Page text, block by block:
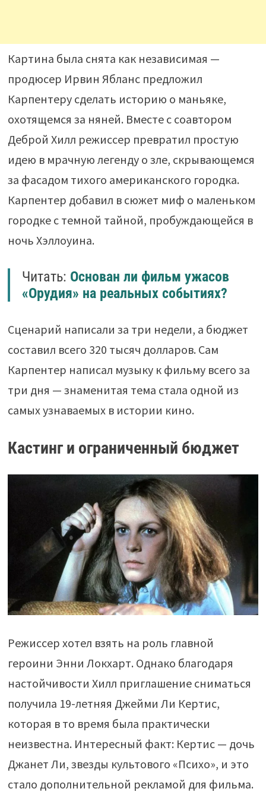
Картина была снята как независимая —
продюсер Ирвин Ябланс предложил
Карпентеру сделать историю о маньяке,
охотящемся за няней. Вместе с соавтором
Деброй Хилл режиссер превратил простую
идею в мрачную легенду о зле, скрывающемся
за фасадом тихого американского городка.
Карпентер добавил в сюжет миф о маленьком
городке с темной тайной, пробуждающейся в
ночь Хэллоуина.
Читать: Основан ли фильм ужасов
«Орудия» на реальных событиях?
Сценарий написали за три недели, а бюджет
составил всего 320 тысяч долларов. Сам
Карпентер написал музыку к фильму всего за
три дня — знаменитая тема стала одной из
самых узнаваемых в истории кино.
Кастинг и ограниченный бюджет
Режиссер хотел взять на роль главной
героини Энни Локхарт. Однако благодаря
настойчивости Хилл приглашение сниматься
получила 19-летняя Джейми Ли Кертис,
которая в то время была практически
неизвестна. Интересный факт: Кертис — дочь
Джанет Ли, звезды культового «Психо», и это
стало дополнительной рекламой для фильма.